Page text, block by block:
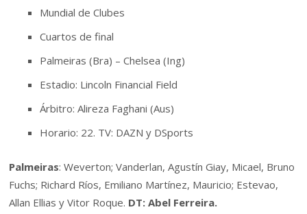
Mundial de Clubes
Cuartos de final
Palmeiras (Bra) – Chelsea (Ing)
Estadio: Lincoln Financial Field
Árbitro: Alireza Faghani (Aus)
Horario: 22. TV: DAZN y DSports
Palmeiras: Weverton; Vanderlan, Agustín Giay, Micael, Bruno
Fuchs; Richard Ríos, Emiliano Martínez, Mauricio; Estevao,
Allan Ellias y Vitor Roque. DT: Abel Ferreira.